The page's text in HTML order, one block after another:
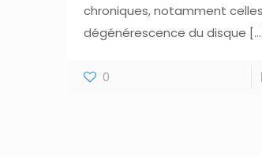
chroniques, notamment
dégénérescence du disque
0